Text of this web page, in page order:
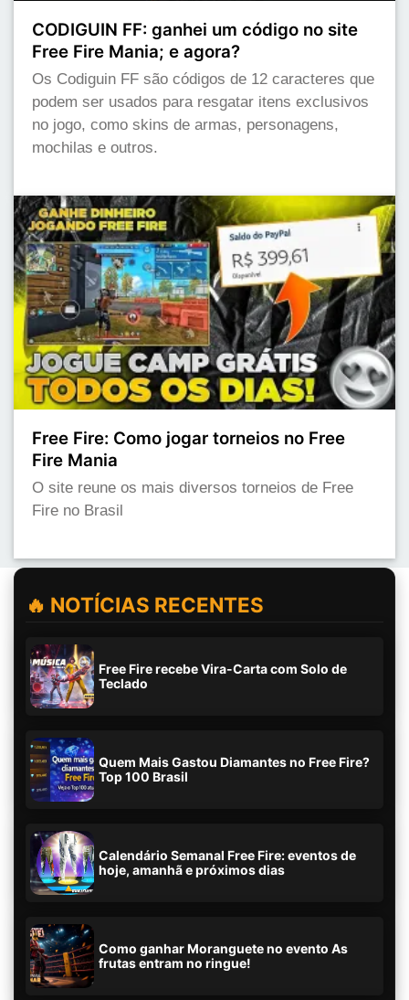
CODIGUIN FF: ganhei um código no site
Free Fire Mania; e agora?
Os Codiguin FF são códigos de 12 caracteres que
podem ser usados para resgatar itens exclusivos
no jogo, como skins de armas, personagens,
mochilas e outros.
Free Fire: Como jogar torneios no Free
Fire Mania
O site reune os mais diversos torneios de Free
Fire no Brasil
🔥 NOTÍCIAS RECENTES
Free Fire recebe Vira-Carta com Solo de
Teclado
Quem Mais Gastou Diamantes no Free Fire?
Top 100 Brasil
Calendário Semanal Free Fire: eventos de
hoje, amanhã e próximos dias
Como ganhar Moranguete no evento As
frutas entram no ringue!